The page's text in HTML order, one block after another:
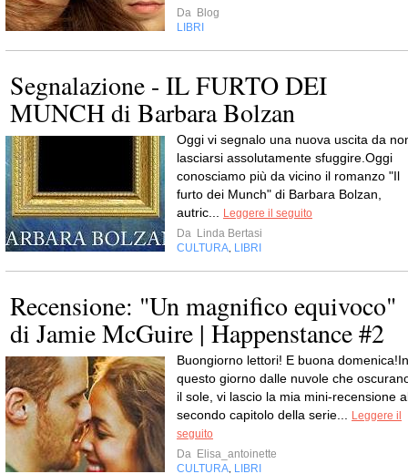
Da Blog
LIBRI
Segnalazione - IL FURTO DEI
MUNCH di Barbara Bolzan
Oggi vi segnalo una nuova uscita da
lasciarsi assolutamente sfuggire.Oggi
conosciamo più da vicino il romanzo "Il
furto dei Munch" di Barbara Bolzan,
autric...
Leggere il seguito
Da Linda Bertasi
CULTURA LIBRI
Recensione: "Un magnifico equivoco"
di Jamie McGuire | Happenstance #2
Buongiorno lettori! E buona domenica!In
questo giorno dalle nuvole che
il sole, vi lascio la mia mini-recensione
secondo capitolo della serie...
Leggere il
seguito
Da Elisa_antoinette
CULTURA LIBRI